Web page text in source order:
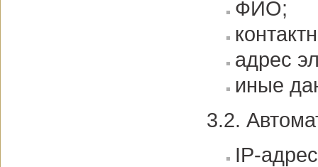
ФИО;
адрес
иные
3.2.
IP-